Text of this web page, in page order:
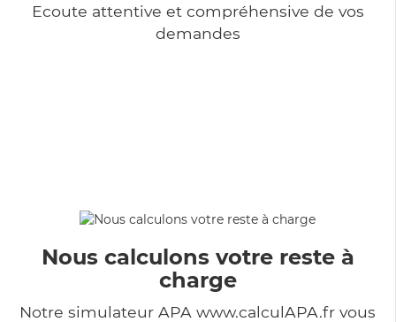
Ecoute attentive et compréhensive de vos
demandes
Nous calculons votre reste à
charge
Notre simulateur APA www.calculAPA.fr vous